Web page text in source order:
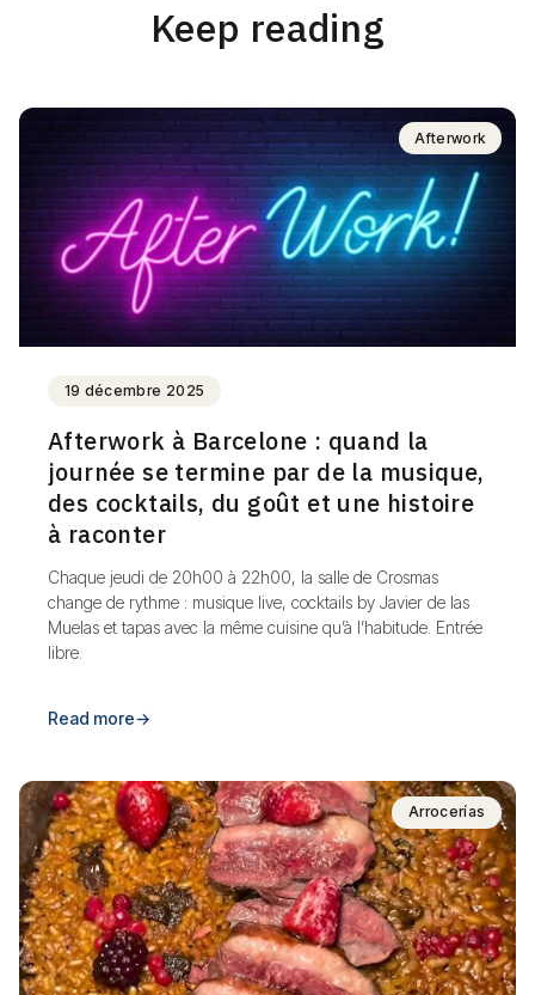
Keep reading
Afterwork
19 décembre 2025
Afterwork à Barcelone : quand la
journée se termine par de la musique,
des cocktails, du goût et une histoire
à raconter
Chaque jeudi de 20h00 à 22h00, la salle de Crosmas
change de rythme : musique live, cocktails by Javier de las
Muelas et tapas avec la même cuisine qu’à l’habitude. Entrée
libre.
Read more→
Arrocerías